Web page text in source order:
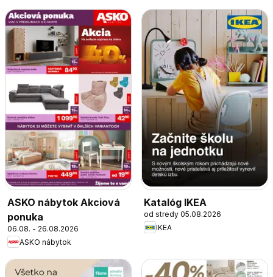
ASKO nábytok Akciová
ponuka
06.08. - 26.08.2026
ASKO nábytok
Katalóg IKEA
od stredy 05.08.2026
IKEA